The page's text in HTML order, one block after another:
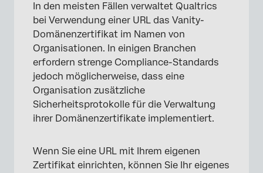
In den meisten Fällen verwaltet Qualtrics
bei Verwendung einer URL das Vanity-
Domänenzertifikat im Namen von
Organisationen. In einigen Branchen
erfordern strenge Compliance-Standards
jedoch möglicherweise, dass eine
Organisation zusätzliche
Sicherheitsprotokolle für die Verwaltung
ihrer Domänenzertifikate implementiert.
Wenn Sie eine URL mit Ihrem eigenen
Zertifikat einrichten, können Sie Ihr eigenes